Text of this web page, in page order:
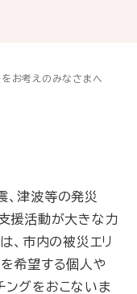
お考えのみなさまへ
津波等の発災
援活動が大きな力
、市内の被災エリ
希望する個人や
ングをおこないま